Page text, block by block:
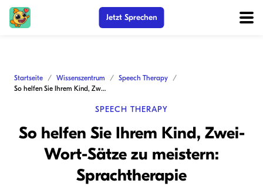
Jetzt Sprechen
Startseite Wissenszentrum
Speech Therapy
So helfen Sie Ihrem Kind, Zwei-Wort-Sätze zu meistern: Sprachtherapie
SPEECH THERAPY
So helfen Sie Ihrem Kind, Zwei-
Wort-Sätze zu meistern:
Sprachtherapie